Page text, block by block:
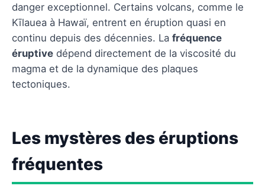
Les échos des éruptions sur l'environnement
Questions fréquentes
danger exceptionnel. Certains volcans, comme le
Kīlauea à Hawaï, entrent en éruption quasi en
continu depuis des décennies. La fréquence
éruptive dépend directement de la viscosité du
magma et de la dynamique des plaques
tectoniques.
Les mystères des éruptions
fréquentes